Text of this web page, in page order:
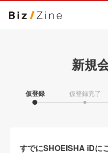
新規
仮登録 仮登録完了
すでにSHOEISHA iDに